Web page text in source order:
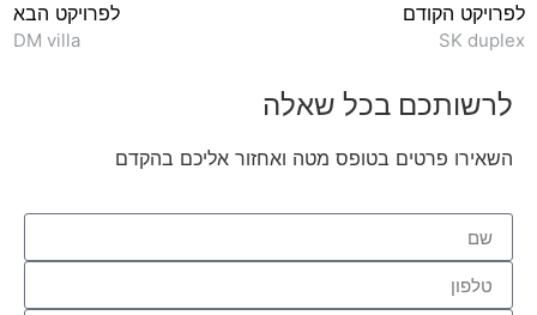
לפרויקט הקודם
SK duplex
לפרויקט הבא
DM villa
לרשותכם בכל שאלה
השאירו פרטים בטופס מטה ואחזור אליכם בהקדם